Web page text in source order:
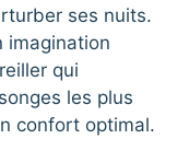
ses nuits.
imagination
qui
les plus
confort optimal.